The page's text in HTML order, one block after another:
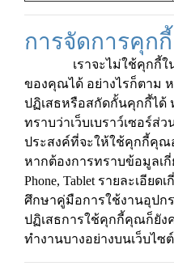
การจัดการคุกกี้
เราจะไม่ใช้คุกกี้ในก
ของคุณได้ อย่างไรก็ตาม
ปฏิเสธหรือสกัดกั้นคุกกี้ได้
ทราบว่าเว็บเบราว์เซอร์
ประสงค์ที่จะให้ใช้คุกกี้คุณ
หากต้องการทราบข้อมูลเกี่
Phone, Tablet รายละเอีย
ศึกษาคู่มือการใช้งานอุป
ปฏิเสธการใช้คุกกี้คุณก็ยังค
ทำงานบางอย่างบนเว็บไ